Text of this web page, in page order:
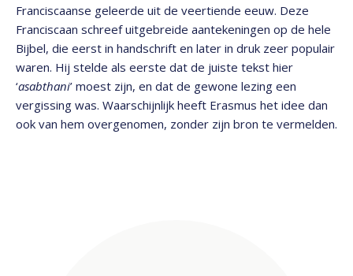
Franciscaanse geleerde uit de veertiende eeuw. Deze
Franciscaan schreef uitgebreide aantekeningen op de hele
Bijbel, die eerst in handschrift en later in druk zeer populair
waren. Hij stelde als eerste dat de juiste tekst hier
‘asabthani’ moest zijn, en dat de gewone lezing een
vergissing was. Waarschijnlijk heeft Erasmus het idee dan
ook van hem overgenomen, zonder zijn bron te vermelden.